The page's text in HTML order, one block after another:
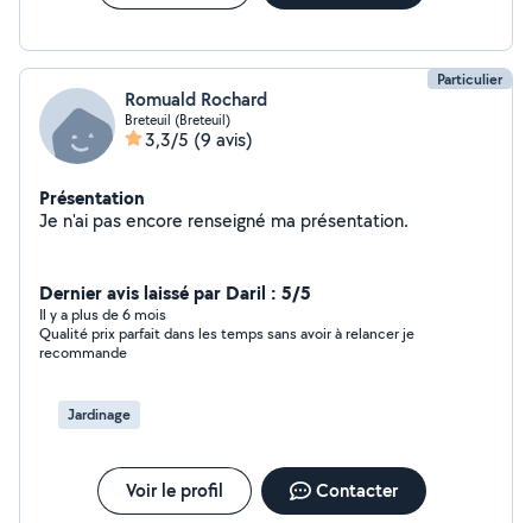
Particulier
Romuald Rochard
Breteuil (Breteuil)
3,3/5 (9 avis)
Présentation
Je n'ai pas encore renseigné ma présentation.
Dernier avis laissé par Daril : 5/5
Il y a plus de 6 mois
Qualité prix parfait dans les temps sans avoir à relancer je
recommande
Jardinage
Voir le profil Contacter